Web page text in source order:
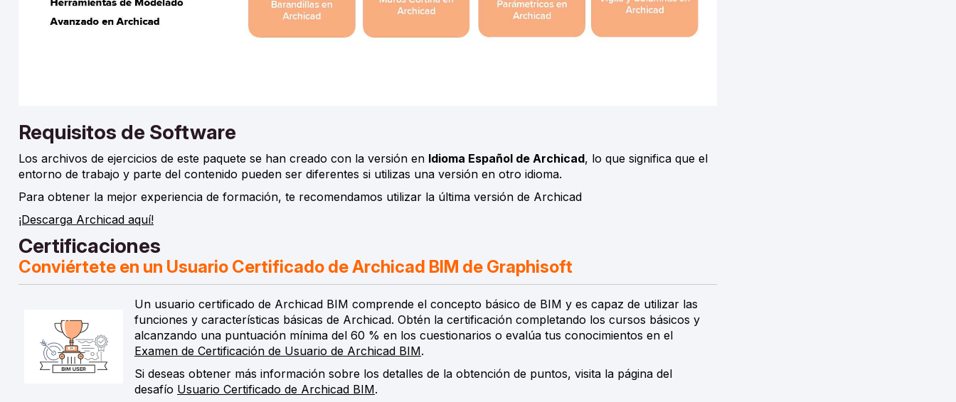
Requisitos de Software
Los archivos de ejercicios de este paquete se han creado con la versión en Idioma Español de Archicad, lo que significa que el
entorno de trabajo y parte del contenido pueden ser diferentes si utilizas una versión en otro idioma.
Para obtener la mejor experiencia de formación, te recomendamos utilizar la última versión de Archicad
¡Descarga Archicad aquí!
Certificaciones
Conviértete en un Usuario Certificado de Archicad BIM de Graphisoft
Un usuario certificado de Archicad BIM comprende el concepto básico de BIM y es capaz de utilizar las
funciones y características básicas de Archicad. Obtén la certificación completando los cursos básicos y
alcanzando una puntuación mínima del 60 % en los cuestionarios o evalúa tus conocimientos en el
Examen de Certificación de Usuario de Archicad BIM.
Si deseas obtener más información sobre los detalles de la obtención de puntos, visita la página del
desafío Usuario Certificado de Archicad BIM.